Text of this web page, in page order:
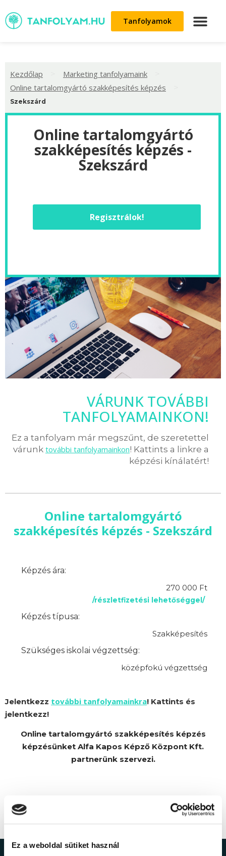
Ez a weboldal sütiket használ
Tanfolyamok
Kezdőlap Marketing tanfolyamaink
Online tartalomgyártó szakképesítés képzés
Szekszárd
Online tartalomgyártó
szakképesítés képzés -
Szekszárd
Regisztrálok!
VÁRUNK TOVÁBBI
TANFOLYAMAINKON!
Ez a tanfolyam már megszűnt, de szeretettel
várunk további tanfolyamainkon! Kattints a linkre a
képzési kínálatért!
Online tartalomgyártó
szakképesítés képzés - Szekszárd
Képzés ára:
270 000 Ft
/részletfizetési lehetőséggel/
Képzés típusa:
Szakképesítés
Szükséges iskolai végzettség:
középfokú végzettség
Jelentkezz további tanfolyamainkra! Kattints és
jelentkezz!
Online tartalomgyártó szakképesítés képzés
képzésünket Alfa Kapos Képző Központ Kft.
partnerünk szervezi.